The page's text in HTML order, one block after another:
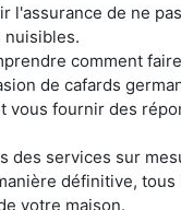
l'assurance de ne
nuisibles.
comment
de cafards
vous fournir des
des services sur
définitive, tous
votre maison.